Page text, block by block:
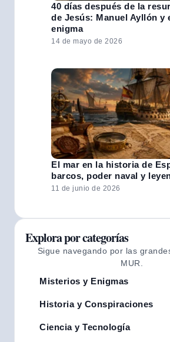
40 días después de la
de Jesús: Manuel Ayllón y
enigma
14 de mayo de 2026
El mar en la historia de
barcos, poder naval y
11 de junio de 2026
Explora por categorías
Sigue navegando por las
MUR.
Misterios y Enigmas
Historia y Conspiraciones
Ciencia y Tecnología